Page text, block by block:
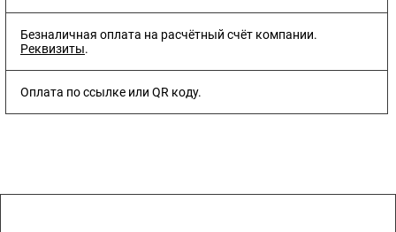
Безналичная оплата на расчётный счёт компании.
Реквизиты.
Оплата по ссылке или QR коду.